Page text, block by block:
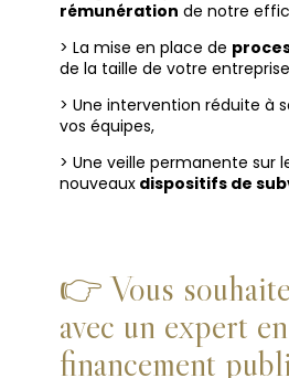
rémunération de notre
> La mise en place de
de la taille de votre
> Une intervention réduite à
vos équipes,
> Une veille permanente sur
nouveaux dispositifs de
👉 Vous
avec un expert en
financement